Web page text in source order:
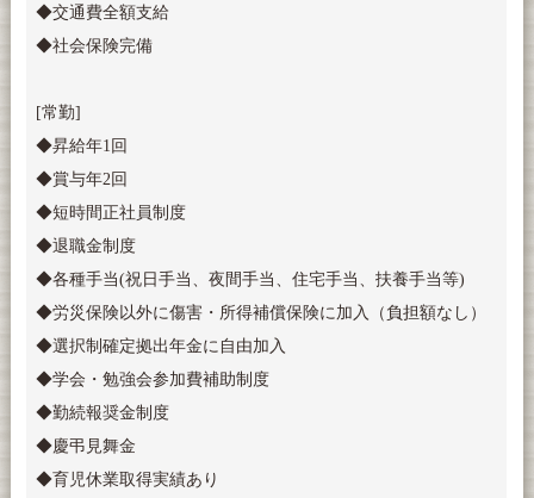
◆交通費全額支給
◆社会保険完備
[常勤]
◆昇給年1回
◆賞与年2回
◆短時間正社員制度
◆退職金制度
◆各種手当(祝日手当、夜間手当、住宅手当、扶養手当等)
◆労災保険以外に傷害・所得補償保険に加入（負担額なし）
◆選択制確定拠出年金に自由加入
◆学会・勉強会参加費補助制度
◆勤続報奨金制度
◆慶弔見舞金
◆育児休業取得実績あり